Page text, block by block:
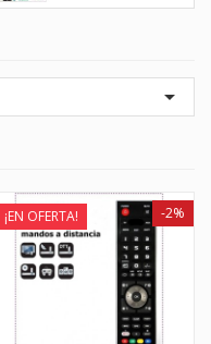

¡EN OFERTA! -2%